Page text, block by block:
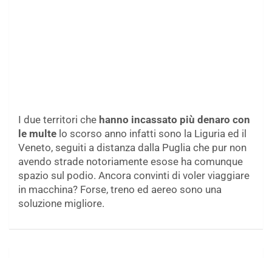
I due territori che hanno incassato più denaro con
le multe lo scorso anno infatti sono la Liguria ed il
Veneto, seguiti a distanza dalla Puglia che pur non
avendo strade notoriamente esose ha comunque
spazio sul podio. Ancora convinti di voler viaggiare
in macchina? Forse, treno ed aereo sono una
soluzione migliore.